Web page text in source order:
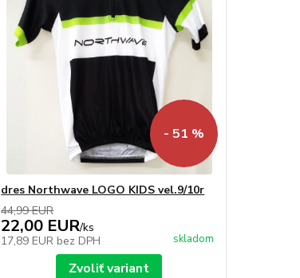
- 51 %
dres Northwave LOGO KIDS vel.9/10r
44,99 EUR
22,00 EUR/ks
17,89 EUR bez DPH skladom
Zvoliť variant